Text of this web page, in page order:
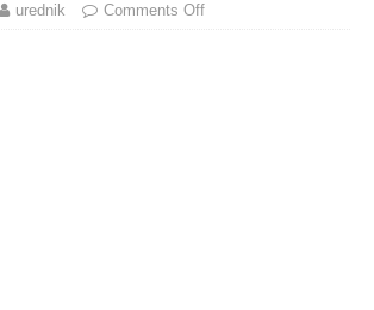
urednik Comments Off